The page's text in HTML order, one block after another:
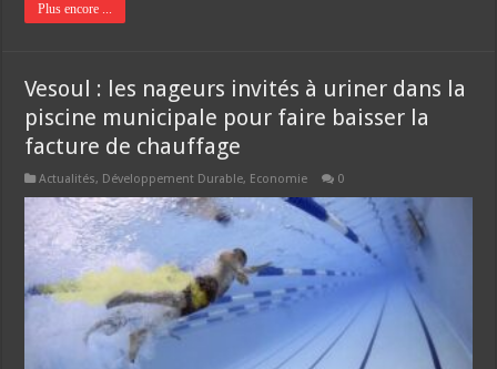
Plus encore ...
Vesoul : les nageurs invités à uriner dans la
piscine municipale pour faire baisser la
facture de chauffage
Actualités, Développement Durable, Economie 0